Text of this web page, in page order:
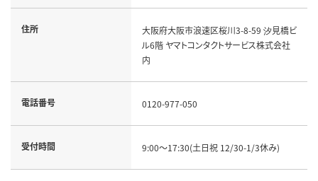
住所
大阪府大阪市浪速区桜川3-8-59 汐見橋ビ
ル6階 ヤマトコンタクトサービス株式会社
内
電話番号 0120-977-050
受付時間 9:00～17:30(土日祝 12/30-1/3休み)